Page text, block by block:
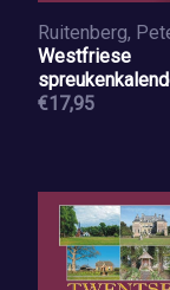
Ruitenberg,
Westfriese
€17,95